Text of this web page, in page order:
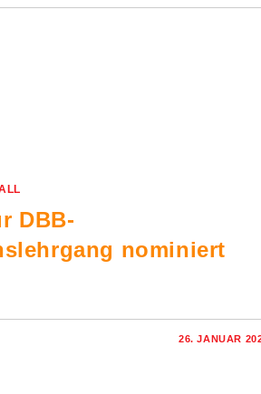
DBB-
nominiert
26. JANUAR